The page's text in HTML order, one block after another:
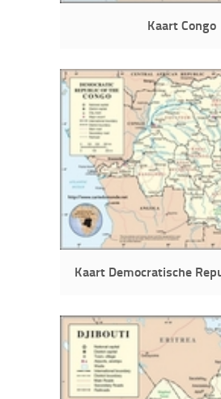
Kaart Congo
Kaart Democratische